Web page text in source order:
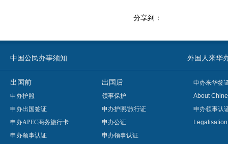
分享到：
中国公民办事须知 外国人来华
出国前
申办护照
申办出国签证
申办APEC商务旅行卡
申办领事认证
出国后
领事保护
申办护照/旅行证
申办公证
申办领事认证
申办来华签
About
申办领事认